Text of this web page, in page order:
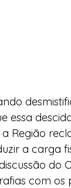
essa
Região
a carga
do
com